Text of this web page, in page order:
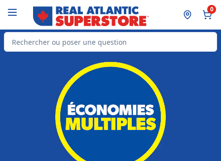
0
Rechercher des produits